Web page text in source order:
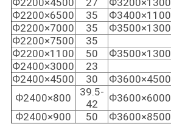
Ф2200×4500
27 Ф3200×1300
Ф2200×6500
35 Ф3400×1100
Ф2200×7000
35 Ф3500×1300
Ф2200×7500
35
Ф2200×1100
50 Ф3500×1300
Ф2400×3000
23
Ф2400×4500
30 Ф3600×4500
Ф2400×800
39.5-
42
Ф3600×6000
Ф2400×900
50 Ф3600×8500